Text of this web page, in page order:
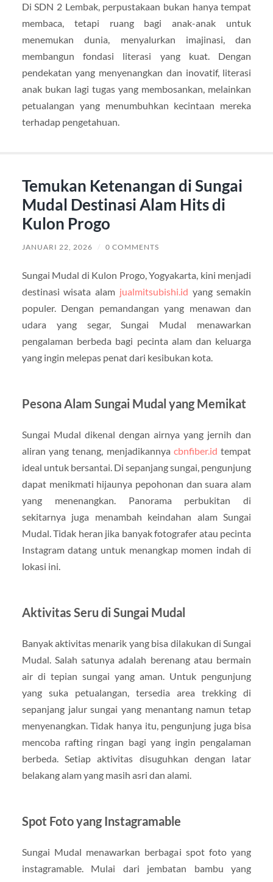
Di SDN 2 Lembak, perpustakaan bukan hanya tempat
membaca, tetapi ruang bagi anak-anak untuk
menemukan dunia, menyalurkan imajinasi, dan
membangun fondasi literasi yang kuat. Dengan
pendekatan yang menyenangkan dan inovatif, literasi
anak bukan lagi tugas yang membosankan, melainkan
petualangan yang menumbuhkan kecintaan mereka
terhadap pengetahuan.
Temukan Ketenangan di Sungai
Mudal Destinasi Alam Hits di
Kulon Progo
JANUARI 22, 2026 / 0 COMMENTS
Sungai Mudal di Kulon Progo, Yogyakarta, kini menjadi
destinasi wisata alam jualmitsubishi.id yang semakin
populer. Dengan pemandangan yang menawan dan
udara yang segar, Sungai Mudal menawarkan
pengalaman berbeda bagi pecinta alam dan keluarga
yang ingin melepas penat dari kesibukan kota.
Pesona Alam Sungai Mudal yang Memikat
Sungai Mudal dikenal dengan airnya yang jernih dan
aliran yang tenang, menjadikannya cbnfiber.id tempat
ideal untuk bersantai. Di sepanjang sungai, pengunjung
dapat menikmati hijaunya pepohonan dan suara alam
yang menenangkan. Panorama perbukitan di
sekitarnya juga menambah keindahan alam Sungai
Mudal. Tidak heran jika banyak fotografer atau pecinta
Instagram datang untuk menangkap momen indah di
lokasi ini.
Aktivitas Seru di Sungai Mudal
Banyak aktivitas menarik yang bisa dilakukan di Sungai
Mudal. Salah satunya adalah berenang atau bermain
air di tepian sungai yang aman. Untuk pengunjung
yang suka petualangan, tersedia area trekking di
sepanjang jalur sungai yang menantang namun tetap
menyenangkan. Tidak hanya itu, pengunjung juga bisa
mencoba rafting ringan bagi yang ingin pengalaman
berbeda. Setiap aktivitas disuguhkan dengan latar
belakang alam yang masih asri dan alami.
Spot Foto yang Instagramable
Sungai Mudal menawarkan berbagai spot foto yang
instagramable. Mulai dari jembatan bambu yang